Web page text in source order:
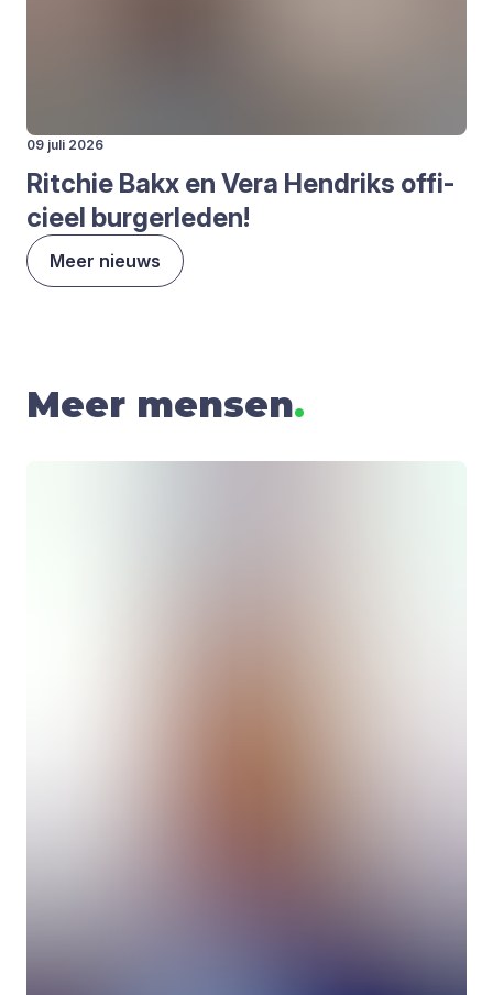
09 juli 2026
Rit­chie Bakx en Vera Hen­driks offi­
ci­eel bur­ger­le­den!
Meer nieuws
Meer mensen.